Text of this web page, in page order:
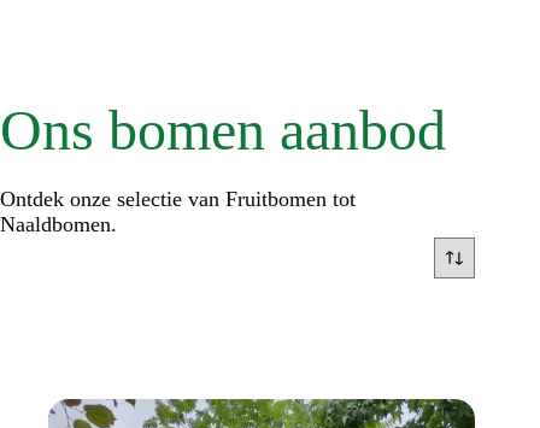
Ons bomen aanbod
Ontdek onze selectie van Fruitbomen tot
Naaldbomen.